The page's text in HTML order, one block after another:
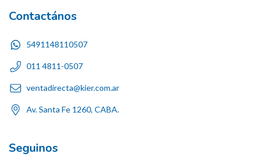
Contactános
5491148110507
011 4811-0507
ventadirecta@kier.com.ar
Av. Santa Fe 1260, CABA.
Seguinos